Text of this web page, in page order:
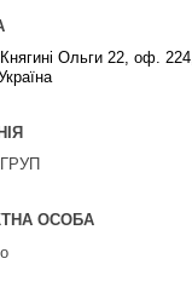
Ольги 22, оф. 224,